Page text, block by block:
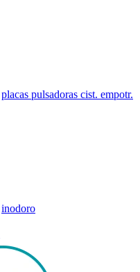
placas pulsadoras cist. empotr.
inodoro